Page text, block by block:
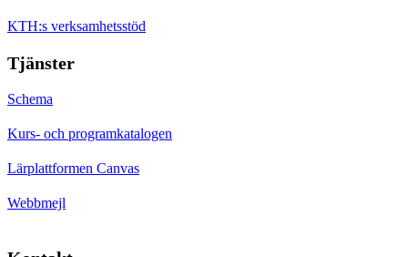
KTH:s verksamhetsstöd
Tjänster
Schema
Kurs- och programkatalogen
Lärplattformen Canvas
Webbmejl